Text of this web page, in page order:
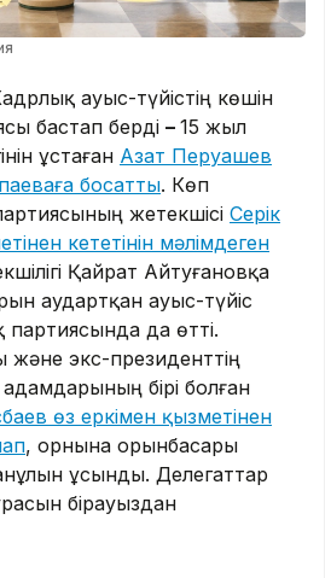
ауыс-түйістің көшін
бастап берді – 15 жыл
ұстаған Азат Перуашев
босатты. Көп
жетекшісі Серік
кететінін мәлімдеген
Қайрат Айтуғановқа
аудартқан ауыс-түйіс
партиясында да өтті.
және экс-президенттің
адамдарының бірі болған
өз еркімен қызметінен
, орнына орынбасары
ұсынды. Делегаттар
бірауыздан